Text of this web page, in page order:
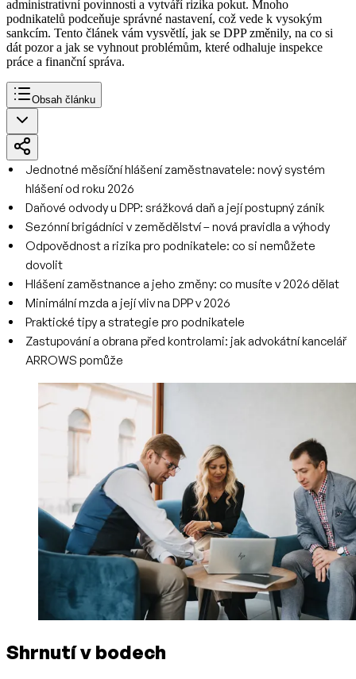
administrativní povinnosti a vytváří rizika pokut. Mnoho
podnikatelů podceňuje správné nastavení, což vede k vysokým
sankcím. Tento článek vám vysvětlí, jak se DPP změnily, na co si
dát pozor a jak se vyhnout problémům, které odhaluje inspekce
práce a finanční správa.
Obsah článku
Jednotné měsíční hlášení zaměstnavatele: nový systém
hlášení od roku 2026
Daňové odvody u DPP: srážková daň a její postupný zánik
Sezónní brigádníci v zemědělství – nová pravidla a výhody
Odpovědnost a rizika pro podnikatele: co si nemůžete
dovolit
Hlášení zaměstnance a jeho změny: co musíte v 2026 dělat
Minimální mzda a její vliv na DPP v 2026
Praktické tipy a strategie pro podnikatele
Zastupování a obrana před kontrolami: jak advokátní kancelář
ARROWS pomůže
Shrnutí v bodech